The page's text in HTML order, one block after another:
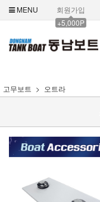
MENU
회원가입
+5,000P
고무보트 오트라